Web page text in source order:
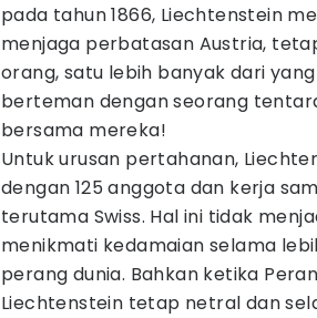
pada tahun 1866, Liechtenstein
menjaga perbatasan Austria,
orang, satu lebih banyak dari
berteman dengan seorang
bersama mereka!
Untuk urusan pertahanan,
dengan 125 anggota dan kerja
terutama Swiss. Hal ini tidak
menikmati kedamaian selama
perang dunia. Bahkan ketika
Liechtenstein tetap netral dan